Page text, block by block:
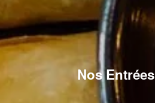
Nos Entrées